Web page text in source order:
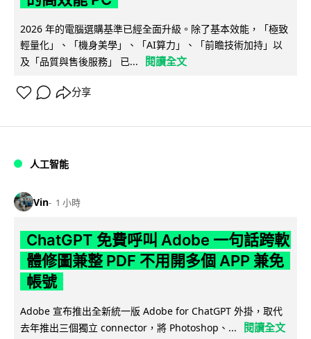
2026 年的電腦選購基準已經全面升級。除了基本效能，「極致
輕量化」、「機身美學」、「AI算力」、「前瞻技術加持」以
及「品質與售後服務」 已...
閱讀全文
分享
人工智能
Vin 1 小時
ChatGPT 免費呼叫 Adobe 一句話跨軟
體修圖兼整 PDF 不用開多個 APP 兼免
帳號
Adobe 宣布推出全新統一版 Adobe for ChatGPT 外掛，取代
去年推出三個獨立 connector，將 Photoshop、...
閱讀全文